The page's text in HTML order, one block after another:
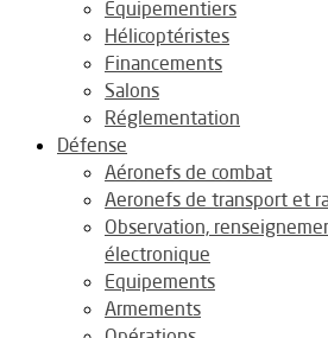
Equipementiers
Hélicoptéristes
Financements
Salons
Réglementation
Défense
Aéronefs de combat
Aeronefs de transport et
Observation,
électronique
Equipements
Armements